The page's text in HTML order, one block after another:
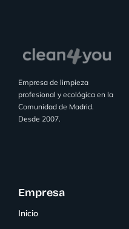
Empresa de limpieza
profesional y ecológica en la
Comunidad de Madrid.
Desde 2007.
Empresa
Inicio